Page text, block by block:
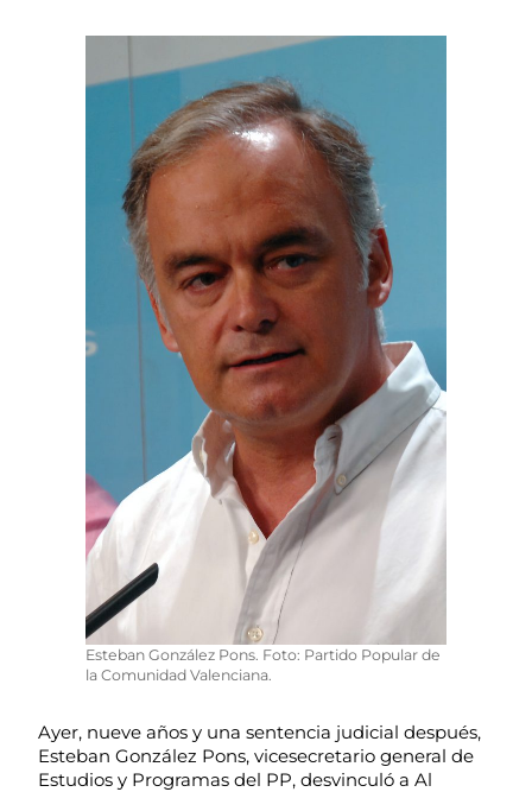
Esteban González Pons. Foto: Partido Popular de
la Comunidad Valenciana.
Ayer, nueve años y una sentencia judicial después,
Esteban González Pons, vicesecretario general de
Estudios y Programas del PP, desvinculó a Al